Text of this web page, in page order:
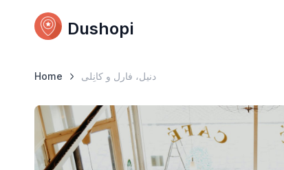
Dushopi
Home دنیل، فارل و کانِلی